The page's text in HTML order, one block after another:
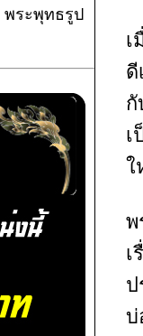
พระพุทธรูป
เ
ดี
กั
เ
ใ
พ
เ
ป
บ่